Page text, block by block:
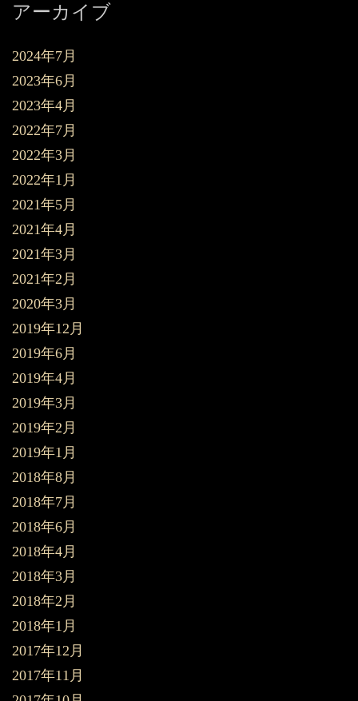
アーカイブ
2024年7月
2023年6月
2023年4月
2022年7月
2022年3月
2022年1月
2021年5月
2021年4月
2021年3月
2021年2月
2020年3月
2019年12月
2019年6月
2019年4月
2019年3月
2019年2月
2019年1月
2018年8月
2018年7月
2018年6月
2018年4月
2018年3月
2018年2月
2018年1月
2017年12月
2017年11月